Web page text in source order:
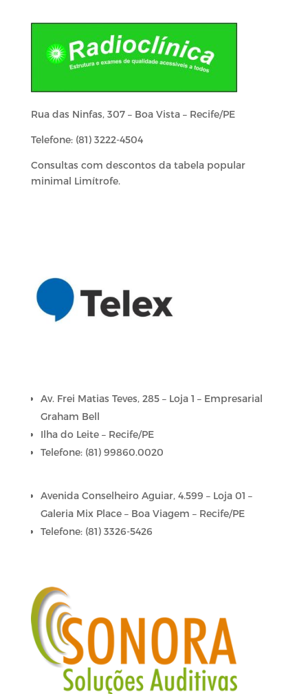
Rua das Ninfas, 307 – Boa Vista – Recife/PE
Telefone: (81) 3222-4504
Consultas com descontos da tabela popular
minimal Limítrofe.
Av. Frei Matias Teves, 285 – Loja 1 – Empresarial
Graham Bell
Ilha do Leite – Recife/PE
Telefone: (81) 99860.0020
Avenida Conselheiro Aguiar, 4.599 – Loja 01 –
Galeria Mix Place – Boa Viagem – Recife/PE
Telefone: (81) 3326-5426